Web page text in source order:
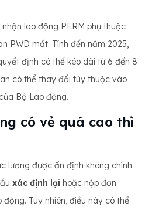
lao động PERM phụ thuộc
PWD mất. Tính đến năm 2025,
định có thể kéo dài từ 6 đến 8
có thể thay đổi tùy thuộc vào
Bộ Lao động.
có vẻ quá cao thì
lương được ấn định không chính
xác định lại hoặc nộp đơn
Tuy nhiên, điều này có thể